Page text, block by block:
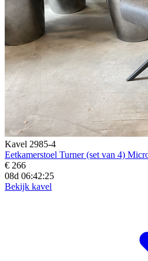
Kavel 2985-4
Eetkamerstoel Turner (set van 4)
€ 266
08d 06:42:23
Bekijk kavel